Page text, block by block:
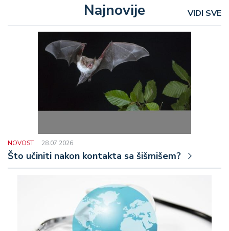
Najnovije VIDI SVE
NOVOST 28.07.2026.
Što učiniti nakon kontakta sa šišmišem?